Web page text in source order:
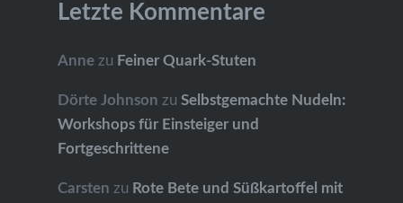
Letzte Kommentare
Annezu Feiner Quark-Stuten
Dörte Johnson zu Selbstgemachte Nudeln:
Workshops für Einsteiger und
Fortgeschrittene
Carsten zu Rote Bete und Süßkartoffel mit